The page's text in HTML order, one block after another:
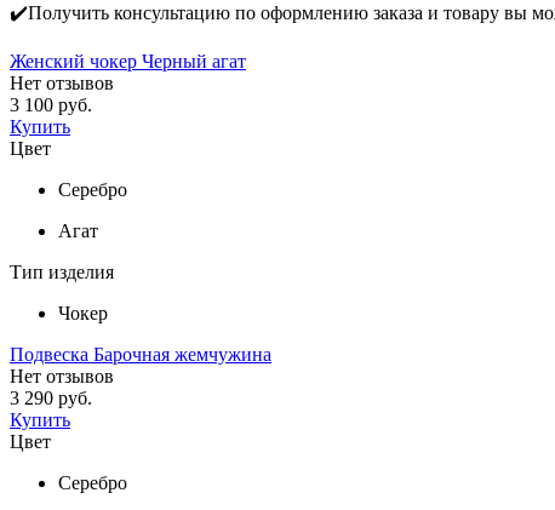
✔️Получить консультацию по оформлению заказа и товару вы
Женский чокер Черный агат
Нет отзывов
3 100 руб.
Купить
Цвет
Серебро
Агат
Тип изделия
Чокер
Подвеска Барочная жемчужина
Нет отзывов
3 290 руб.
Купить
Цвет
Серебро